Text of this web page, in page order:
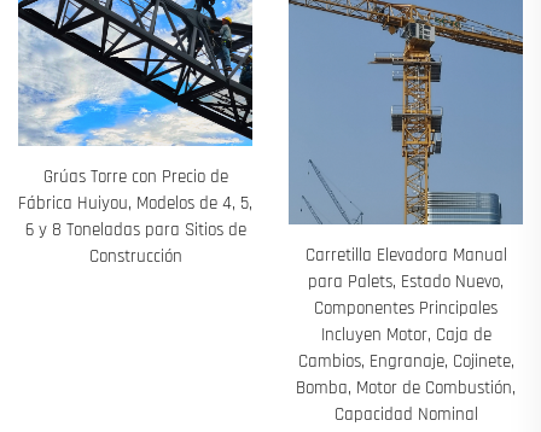
Grúas Torre con Precio de
Fábrica Huiyou, Modelos de 4, 5,
6 y 8 Toneladas para Sitios de
Construcción
Carretilla Elevadora Manual
para Palets, Estado Nuevo,
Componentes Principales
Incluyen Motor, Caja de
Cambios, Engranaje, Cojinete,
Bomba, Motor de Combustión,
Capacidad Nominal